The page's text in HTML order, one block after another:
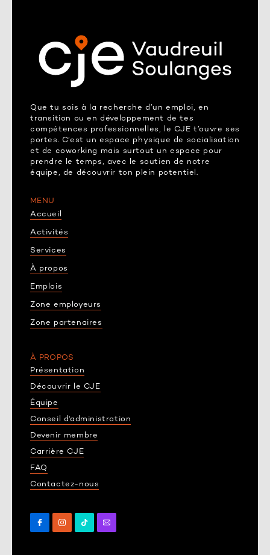
Que tu sois à la recherche d’un emploi, en
transition ou en développement de tes
compétences professionnelles, le CJE t’ouvre ses
portes. C’est un espace physique de socialisation
et de coworking mais surtout un espace pour
prendre le temps, avec le soutien de notre
équipe, de découvrir ton plein potentiel.
MENU
Accueil
Activités
Services
À propos
Emplois
Zone employeurs
Zone partenaires
À PROPOS
Présentation
Découvrir le CJE
Équipe
Conseil d'administration
Devenir membre
Carrière CJE
FAQ
Contactez-nous